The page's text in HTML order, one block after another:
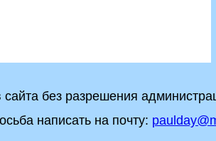
без разрешения
написать на почту: